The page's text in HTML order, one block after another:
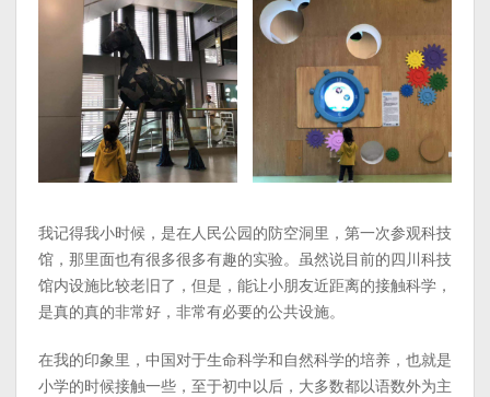
我记得我小时候，是在人民公园的防空洞里，第一次参观科技
馆，那里面也有很多很多有趣的实验。虽然说目前的四川科技
馆内设施比较老旧了，但是，能让小朋友近距离的接触科学，
是真的真的非常好，非常有必要的公共设施。
在我的印象里，中国对于生命科学和自然科学的培养，也就是
小学的时候接触一些，至于初中以后，大多数都以语数外为主